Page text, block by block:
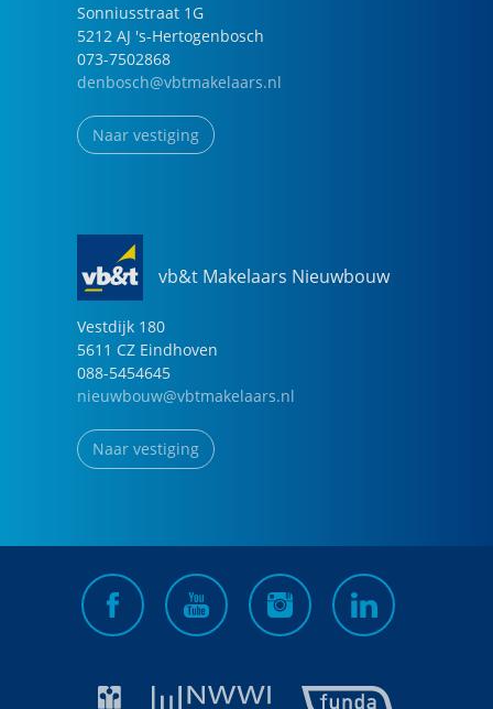
Sonniusstraat 1G
5212 AJ 's-Hertogenbosch
073-7502868
denbosch@vbtmakelaars.nl
Naar vestiging
vb&t Makelaars Nieuwbouw
Vestdijk 180
5611 CZ Eindhoven
088-5454645
nieuwbouw@vbtmakelaars.nl
Naar vestiging